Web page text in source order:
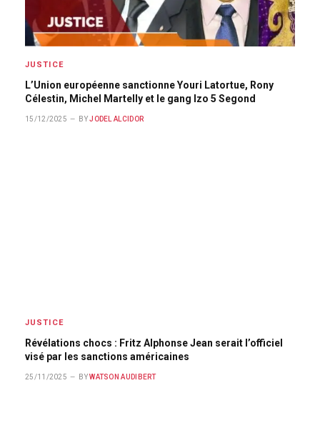
JUSTICE
L’Union européenne sanctionne Youri Latortue, Rony
Célestin, Michel Martelly et le gang Izo 5 Segond
15/12/2025 BY JODEL ALCIDOR
JUSTICE
Révélations chocs : Fritz Alphonse Jean serait l’officiel
visé par les sanctions américaines
25/11/2025 BY WATSON AUDIBERT